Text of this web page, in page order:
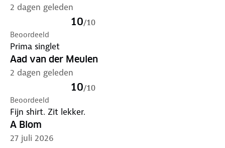
2 dagen geleden
10/10
Beoordeeld
Prima singlet
Aad van der Meulen
2 dagen geleden
10/10
Beoordeeld
Fijn shirt. Zit lekker.
A Blom
27 juli 2026